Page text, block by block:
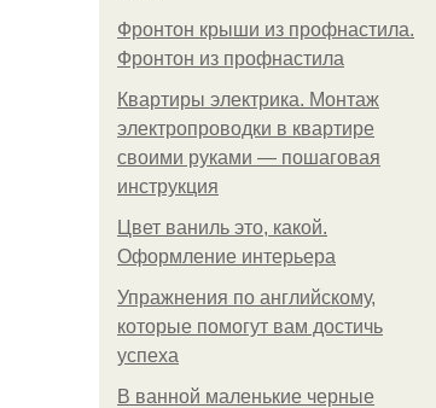
Фронтон крыши из профнастила.
Фронтон из профнастила
Квартиры электрика. Монтаж
электропроводки в квартире
своими руками — пошаговая
инструкция
Цвет ваниль это, какой.
Оформление интерьера
Упражнения по английскому,
которые помогут вам достичь
успеха
В ванной маленькие черные